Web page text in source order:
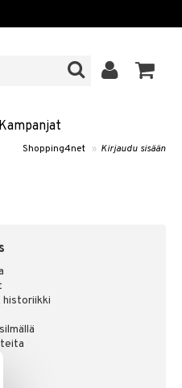
Kampanjat
Shopping4net » Kirjaudu sisään
historiikki